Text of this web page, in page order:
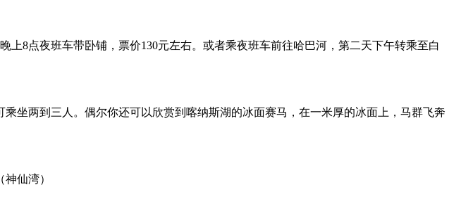
8点夜班车带卧铺，票价130元左右。或者乘夜班车前往哈巴河，第二天下午转乘至白
坐两到三人。偶尔你还可以欣赏到喀纳斯湖的冰面赛马，在一米厚的冰面上，马群飞奔
仙湾）